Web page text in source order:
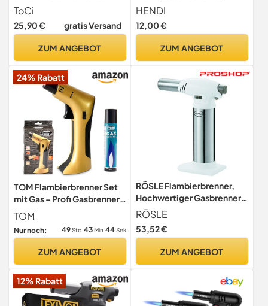
Schälchen | Ofenfeste
Keramik Förmchen je 185 ml
| Dessertschale
Ragout Fin Schoko-Souffle
ToCi
25,90 € gratis Versand
ZUM ANGEBOT
Stück, für Chafing Dishes,
mit hitzebeständigem Griff,
Deckel,
Speisewärmer, ø92x(H)
HENDI
12,00 €
ZUM ANGEBOT
24% Rabatt
TOM Flambierbrenner Set
mit Gas – Profi Gasbrenner,
Gold
TOM
Nur noch: 49 Std 43 Min 42Sek
ZUM ANGEBOT
RÖSLE Flambierbrenner,
Hochwertiger Gasbrenner
zum Flambieren von
Speisen wie Crème Brûlée,
stufenlose
1300°C, ABS, Edelstahl
RÖSLE
53,52 €
ZUM ANGEBOT
12% Rabatt